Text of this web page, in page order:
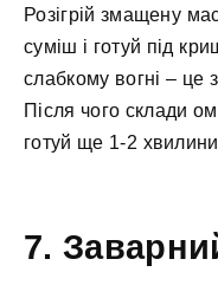
Розігрій змащену
суміш і готуй під
слабкому вогні – це
Після чого склади
готуй ще 1-2
7.